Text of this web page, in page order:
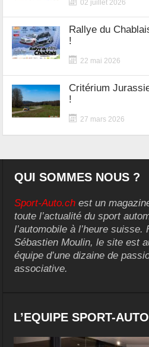
02 juillet 2026
Rallye du
!
22 mai 2026
Critérium
!
27 mars 2026
QUI SOMMES NOUS ?
Sport-Auto.ch est un
toute l’actualité du sport
l’automobile à l’heure suisse.
Sébastien Moulin, le site est
équipe d’une dizaine de
associative.
L’EQUIPE SPORT-